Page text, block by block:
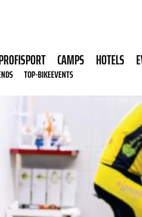
CAMPS HOTELS
TOP-BIKEEVENTS